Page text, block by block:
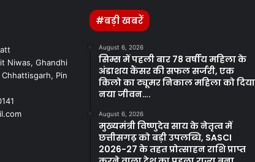
Niwas, Ghandhi
Pin
#बड़ी खबरें
August 6, 2026
सिम्स में पहली बार 78 वर्षीय महिला के
अंडाशय कैंसर की सफल सर्जरी, एक
किलो का ट्यूमर निकाल महिला को दिया
नया जीवन….
August 6, 2026
मुख्यमंत्री विष्णुदेव साय के नेतृत्व में
छत्तीसगढ़ को बड़ी उपलब्धि, SASCI
2026-27 के तहत प्रोत्साहन राशि प्राप्त